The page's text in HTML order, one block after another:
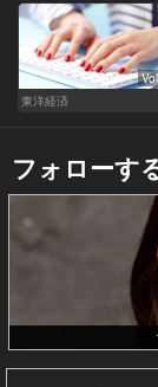
東洋経済
フォローす